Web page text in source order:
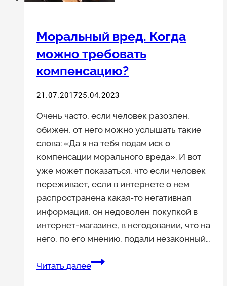
Моральный вред. Когда
можно требовать
компенсацию?
21.07.201725.04.2023
Очень часто, если человек разозлен,
обижен, от него можно услышать такие
слова: «Да я на тебя подам иск о
компенсации морального вреда». И вот
уже может показаться, что если человек
переживает, если в интернете о нем
распространена какая-то негативная
информация, он недоволен покупкой в
интернет-магазине, в негодовании, что на
него, по его мнению, подали незаконный…
Читать далееМоральный